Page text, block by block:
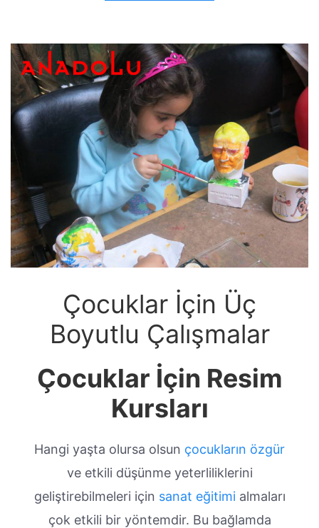
Çocuklar İçin Üç
Boyutlu Çalışmalar
Çocuklar İçin Resim
Kursları
Hangi yaşta olursa olsun çocukların özgür
ve etkili düşünme yeterliliklerini
geliştirebilmeleri için sanat eğitimialmaları
çok etkili bir yöntemdir. Bu bağlamda